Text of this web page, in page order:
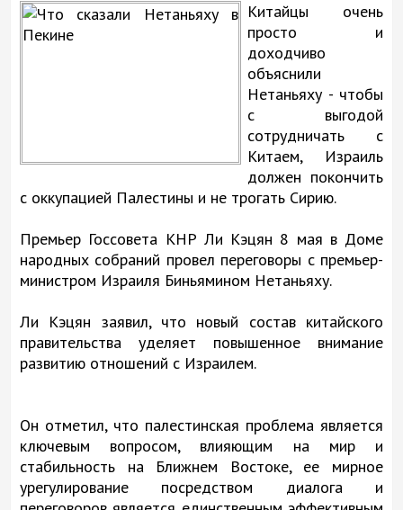
Китайцы очень
просто и
доходчиво
объяснили
Нетаньяху - чтобы
с выгодой
сотрудничать с
Китаем, Израиль
должен покончить
с оккупацией Палестины и не трогать Сирию.
Премьер Госсовета КНР Ли Кэцян 8 мая в Доме
народных собраний провел переговоры с премьер-
министром Израиля Биньямином Нетаньяху.
Ли Кэцян заявил, что новый состав китайского
правительства уделяет повышенное внимание
развитию отношений с Израилем.
Он отметил, что палестинская проблема является
ключевым вопросом, влияющим на мир и
стабильность на Ближнем Востоке, ее мирное
урегулирование посредством диалога и